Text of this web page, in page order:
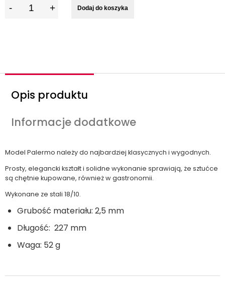
Dodaj do koszyka
Opis produktu
Informacje dodatkowe
Model Palermo należy do najbardziej klasycznych i wygodnych.
Prosty, elegancki kształt i solidne wykonanie sprawiają, że sztućce
są chętnie kupowane, również w gastronomii.
Wykonane ze stali 18/10.
Grubość materiału: 2,5 mm
Długość: 227 mm
Waga: 52 g